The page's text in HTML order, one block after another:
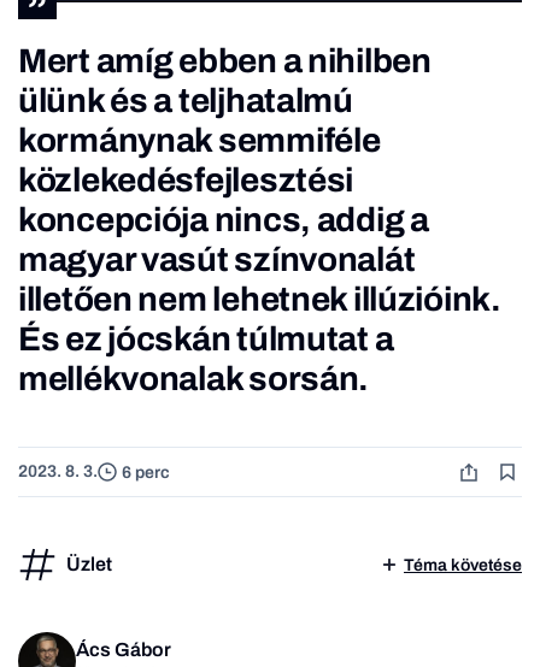
Mert amíg ebben a nihilben
ülünk és a teljhatalmú
kormánynak semmiféle
közlekedésfejlesztési
koncepciója nincs, addig a
magyar vasút színvonalát
illetően nem lehetnek illúzióink.
És ez jócskán túlmutat a
mellékvonalak sorsán.
2023. 8. 3. 6 perc
Üzlet Téma követése
Ács Gábor